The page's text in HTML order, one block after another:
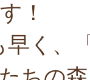
！
早く、